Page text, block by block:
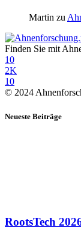
Martin zu
Finden Sie mit
10
2K
10
© 2024
Neueste Beiträge
RootsTech